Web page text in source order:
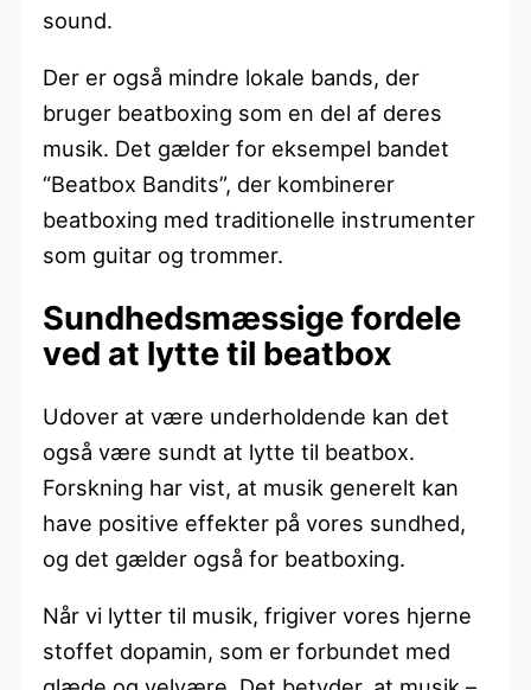
sound.
Der er også mindre lokale bands, der
bruger beatboxing som en del af deres
musik. Det gælder for eksempel bandet
“Beatbox Bandits”, der kombinerer
beatboxing med traditionelle instrumenter
som guitar og trommer.
Sundhedsmæssige fordele
ved at lytte til beatbox
Udover at være underholdende kan det
også være sundt at lytte til beatbox.
Forskning har vist, at musik generelt kan
have positive effekter på vores sundhed,
og det gælder også for beatboxing.
Når vi lytter til musik, frigiver vores hjerne
stoffet dopamin, som er forbundet med